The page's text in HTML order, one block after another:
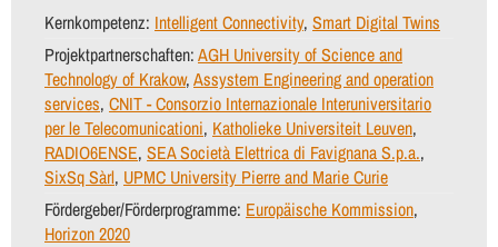
Kernkompetenz: Intelligent Connectivity, Smart Digital Twins
Projektpartnerschaften:AGH University of Science and
Technology of Krakow,Assystem Engineering and operation
services, CNIT - Consorzio Internazionale Interuniversitario
per le Telecomunicationi, Katholieke Universiteit Leuven,
RADIO6ENSE, SEA Società Elettrica di Favignana S.p.a.,
SixSq Sàrl, UPMC University Pierre and Marie Curie
Fördergeber/Förderprogramme: Europäische Kommission,
Horizon 2020